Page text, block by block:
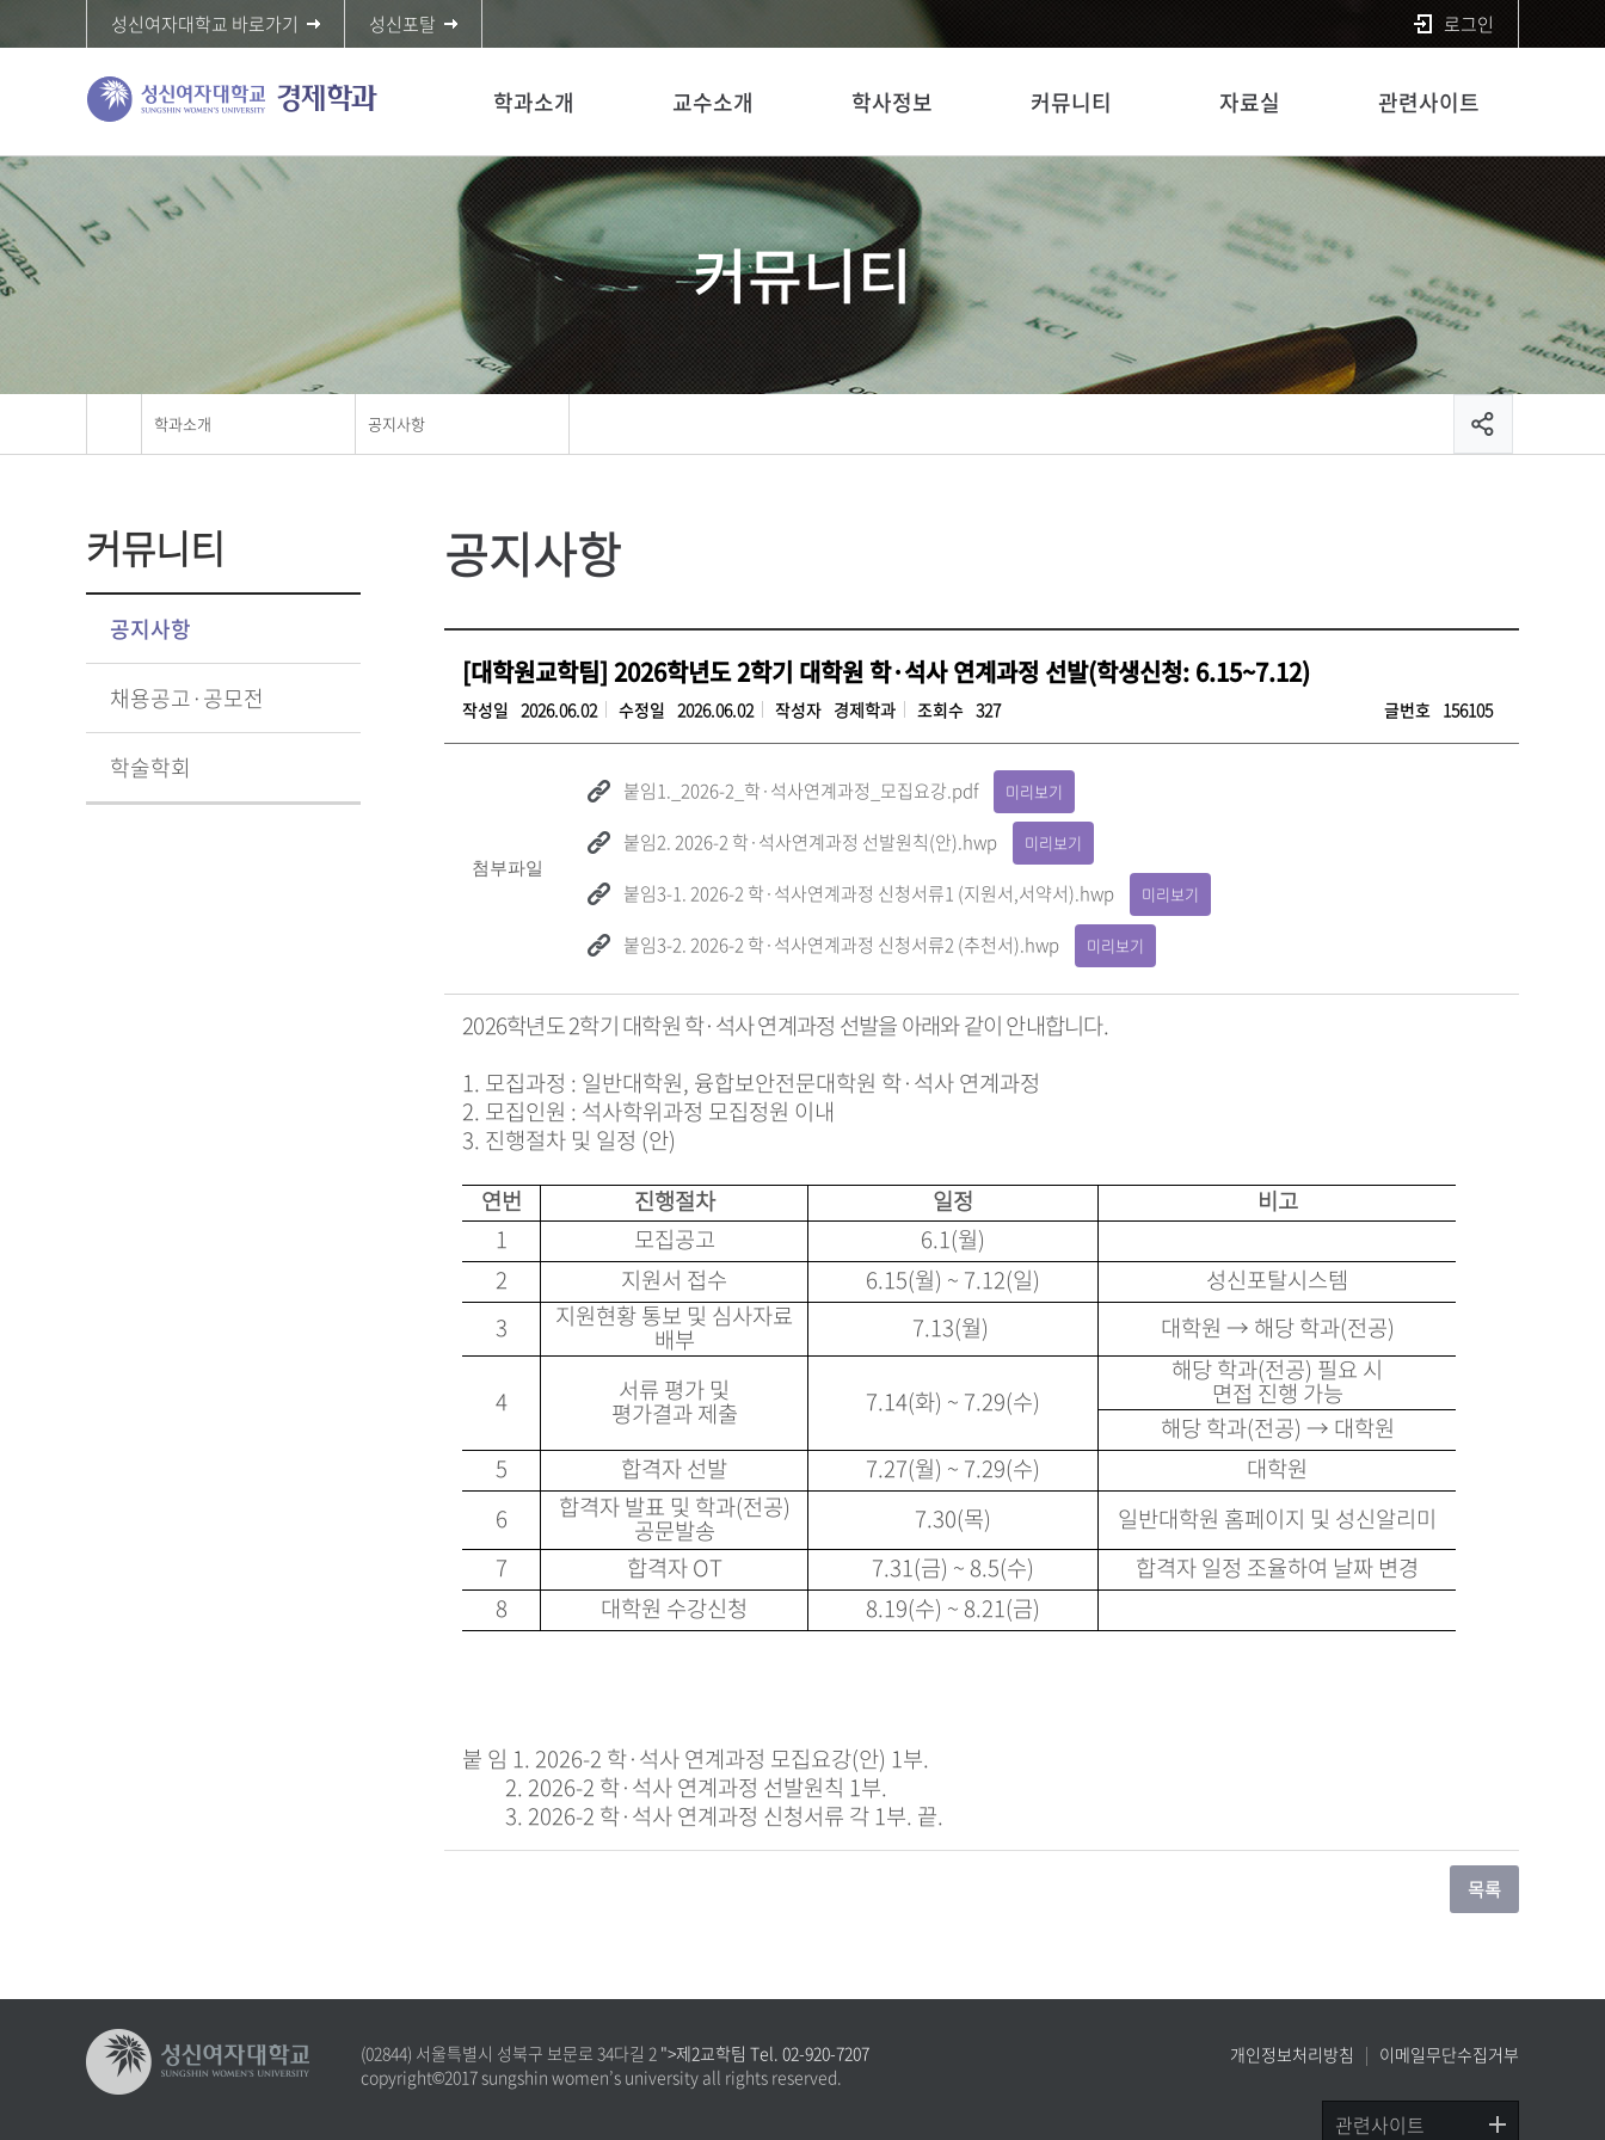
성신여자대학교 바로가기 성신포탈 로그인
학과소개 교수소개 학사정보 커뮤니티 자료실 관련사이트
커뮤니티
학과소개 공지사항
커뮤니티
공지사항
채용공고·공모전
학술학회
공지사항
[대학원교학팀] 2026학년도 2학기 대학원 학·석사 연계과정 선발(학생신청: 6.15~7.12)
작성일 2026.06.02 수정일 2026.06.02 작성자 경제학과 조회수 327 글번호 156105
첨부파일
붙임1._2026-2_학·석사연계과정_모집요강.pdf 미리보기
붙임2. 2026-2 학·석사연계과정 선발원칙(안).hwp 미리보기
붙임3-1. 2026-2 학·석사연계과정 신청서류1 (지원서,서약서).hwp 미리보기
붙임3-2. 2026-2 학·석사연계과정 신청서류2 (추천서).hwp 미리보기
2026학년도 2학기 대학원 학·석사 연계과정 선발을 아래와 같이 안내합니다.
1. 모집과정 : 일반대학원, 융합보안전문대학원 학·석사 연계과정
2. 모집인원 : 석사학위과정 모집정원 이내
3. 진행절차 및 일정 (안)
연번
진행절차 일정
비고
1
모집공고
6.1(월)
2
지원서 접수 6.15(월) ~ 7.12(일)
성신포탈시스템
3
지원현황 통보 및 심사자료
배부 7.13(월) 대학원 → 해당 학과(전공)
4 서류 평가 및
평가결과 제출 7.14(화) ~ 7.29(수)
해당 학과(전공) 필요 시
면접 진행 가능
해당 학과(전공) → 대학원
5
합격자 선발 7.27(월) ~ 7.29(수)
대학원
6
합격자 발표 및 학과(전공)
공문발송 7.30(목)
일반대학원 홈페이지 및 성신알리미
7
합격자 OT 7.31(금) ~ 8.5(수)
합격자 일정 조율하여 날짜 변경
8
대학원 수강신청 8.19(수) ~ 8.21(금)
붙 임 1. 2026-2 학·석사 연계과정 모집요강(안) 1부.
2. 2026-2 학·석사 연계과정 선발원칙 1부.
3. 2026-2 학·석사 연계과정 신청서류 각 1부. 끝.
개인정보처리방침 이메일무단수집거부
관련사이트
(02844) 서울특별시 성북구 보문로 34다길 2 ">제2교학팀 Tel. 02-920-7207
copyright©2017 sungshin women’s university all rights reserved.